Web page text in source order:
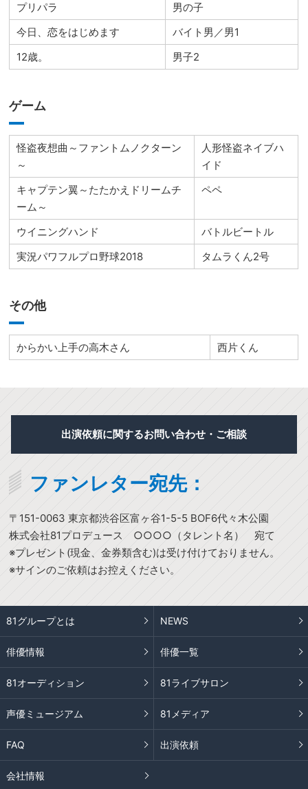
プリパラ
男の子
今日、恋をはじめます
バイト男／男1
12歳。
男子2
ゲーム
怪盗夜想曲～ファントムノクターン
～
人形怪盗ネイブハ
イド
キャプテン翼～たたかえドリームチ
ーム～
ペペ
ウイニングハンド
バトルビートル
実況パワフルプロ野球2018
タムラくん2号
その他
からかい上手の高木さん 西片くん
出演依頼に関するお問い合わせ・ご相談
ファンレター宛先：
〒151-0063 東京都渋谷区富ヶ谷1-5-5 BOF6代々木公園
株式会社81プロデュース ○○○○（タレント名） 宛て
※プレゼント(現金、金券類含む)は受け付けておりません。
※サインのご依頼はお控えください。
81グループとは NEWS
俳優情報 俳優一覧
81オーディション 81ライブサロン
声優ミュージアム 81メディア
FAQ 出演依頼
会社情報